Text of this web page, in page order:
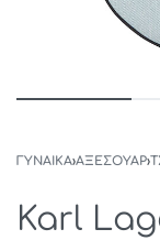
ΓΥΝΑΙΚΑ›ΑΞΕΣΟΥΑΡ›
Karl